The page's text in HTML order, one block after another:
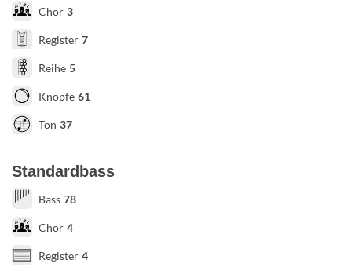
Chor 3
Register 7
Reihe 5
Knöpfe 61
Ton 37
Standardbass
Bass 78
Chor 4
Register 4